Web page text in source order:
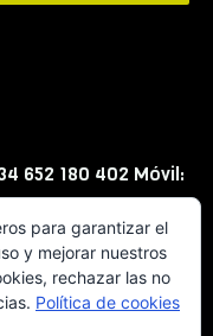
652 180 402 Móvil:
para garantizar el
y mejorar nuestros
rechazar las no
Política de cookies